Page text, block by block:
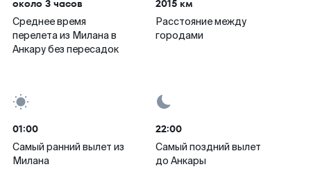
около 3 часов
Среднее время
перелета из Милана в
Анкару без пересадок
2015 км
Расстояние между
городами
01:00
Самый ранний вылет из
Милана
22:00
Самый поздний вылет
до Анкары